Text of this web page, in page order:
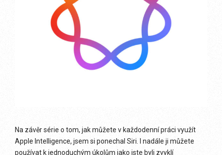
Na závěr série o tom, jak můžete v každodenní práci využít
Apple Intelligence, jsem si ponechal Siri. I nadále ji můžete
používat k jednoduchým úkolům jako jste byli zvyklí